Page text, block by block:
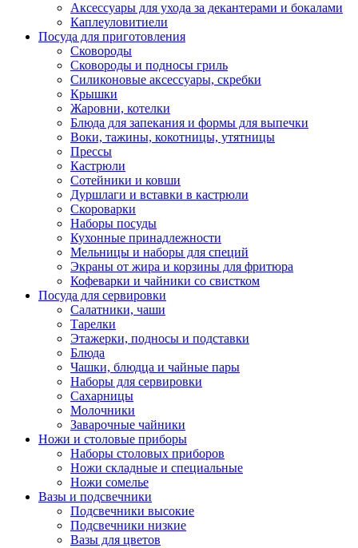
Аксессуары для ухода за декантерами и бокалами
Каплеуловитиели
Посуда для приготовления
Сковороды
Сковороды и подносы гриль
Силиконовые аксессуары, скребки
Крышки
Жаровни, котелки
Блюда для запекания и формы для выпечки
Воки, тажины, кокотницы, утятницы
Прессы
Кастрюли
Сотейники и ковши
Дуршлаги и вставки в кастрюли
Скороварки
Наборы посуды
Кухонные принадлежности
Мельницы и наборы для специй
Экраны от жира и корзины для фритюра
Кофеварки и чайники со свистком
Посуда для сервировки
Салатники, чаши
Тарелки
Этажерки, подносы и подставки
Блюда
Чашки, блюдца и чайные пары
Наборы для сервировки
Сахарницы
Молочники
Заварочные чайники
Ножи и столовые приборы
Наборы столовых приборов
Ножи складные и специальные
Ножи сомелье
Вазы и подсвечники
Подсвечники высокие
Подсвечники низкие
Вазы для цветов